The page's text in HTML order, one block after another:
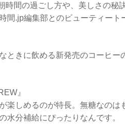
時間の過ごし方や、美しさの秘
間.jp編集部とのビューティート
ときに飲める新発売のコーヒー
』
楽しめるのが特長。無糖なのは
水分補給にぴったりなんです。